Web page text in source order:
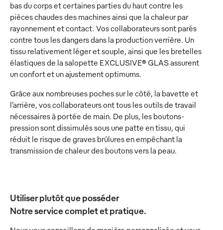
bas du corps et certaines parties du haut contre les
pièces chaudes des machines ainsi que la chaleur par
rayonnement et contact. Vos collaborateurs sont parés
contre tous les dangers dans la production verrière. Un
tissu relativement léger et souple, ainsi que les bretelles
élastiques de la salopette EXCLUSIVE® GLAS assurent
un confort et un ajustement optimums.
Grâce aux nombreuses poches sur le côté, la bavette et
l’arrière, vos collaborateurs ont tous les outils de travail
nécessaires à portée de main. De plus, les boutons-
pression sont dissimulés sous une patte en tissu, qui
réduit le risque de graves brûlures en empêchant la
transmission de chaleur des boutons vers la peau.
Utiliser plutôt que posséder
Notre service complet et pratique.